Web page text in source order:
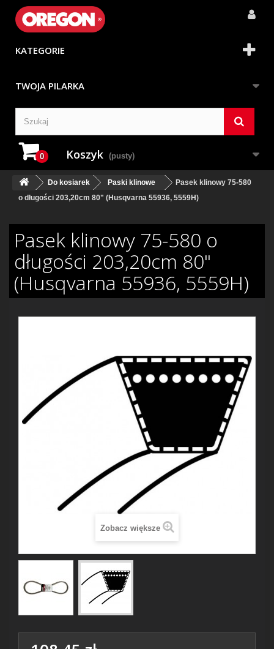
KATEGORIE
TWOJA PILARKA
0 Koszyk (pusty)
Do kosiarek Paski klinowe
Pasek klinowy 75-580
o długości 203,20cm 80" (Husqvarna 55936, 5559H)
Pasek klinowy 75-580 o
długości 203,20cm 80"
(Husqvarna 55936, 5559H)
Zobacz większe